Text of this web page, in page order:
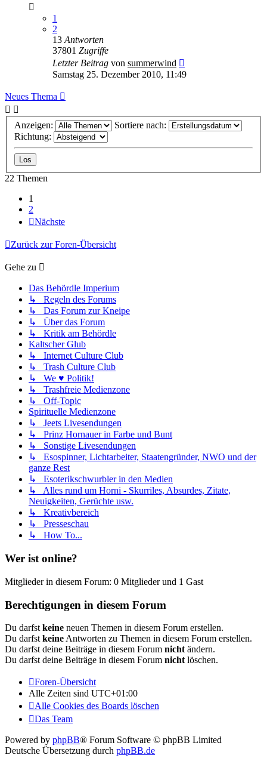
1
2
13 Antworten
37801 Zugriffe
Letzter Beitrag von summerwind
Samstag 25. Dezember 2010, 11:49
Neues Thema
Anzeigen:
Sortiere nach:
Richtung:
22 Themen
1
2
Nächste
Zurück zur Foren-Übersicht
Gehe zu
Das Behördle Imperium
↳ Regeln des Forums
↳ Das Forum zur Kneipe
↳ Über das Forum
↳ Kritik am Behördle
Kaltscher Glub
↳ Internet Culture Club
↳ Trash Culture Club
↳ We ♥ Politik!
↳ Trashfreie Medienzone
↳ Off-Topic
Spirituelle Medienzone
↳ Jeets Livesendungen
↳ Prinz Hornauer in Farbe und Bunt
↳ Sonstige Livesendungen
↳ Esospinner, Lichtarbeiter, Staatengründer, NWO und der
ganze Rest
↳ Esoterikschwurbler in den Medien
↳ Alles rund um Horni - Skurriles, Absurdes, Zitate,
Neuigkeiten, Gerüchte usw.
↳ Kreativbereich
↳ Presseschau
↳ How To...
Wer ist online?
Mitglieder in diesem Forum: 0 Mitglieder und 1 Gast
Berechtigungen in diesem Forum
Du darfst keine neuen Themen in diesem Forum erstellen.
Du darfst keine Antworten zu Themen in diesem Forum erstellen.
Du darfst deine Beiträge in diesem Forum nicht ändern.
Du darfst deine Beiträge in diesem Forum nicht löschen.
Foren-Übersicht
Alle Zeiten sind UTC+01:00
Alle Cookies des Boards löschen
Das Team
Powered by phpBB® Forum Software © phpBB Limited
Deutsche Übersetzung durch phpBB.de